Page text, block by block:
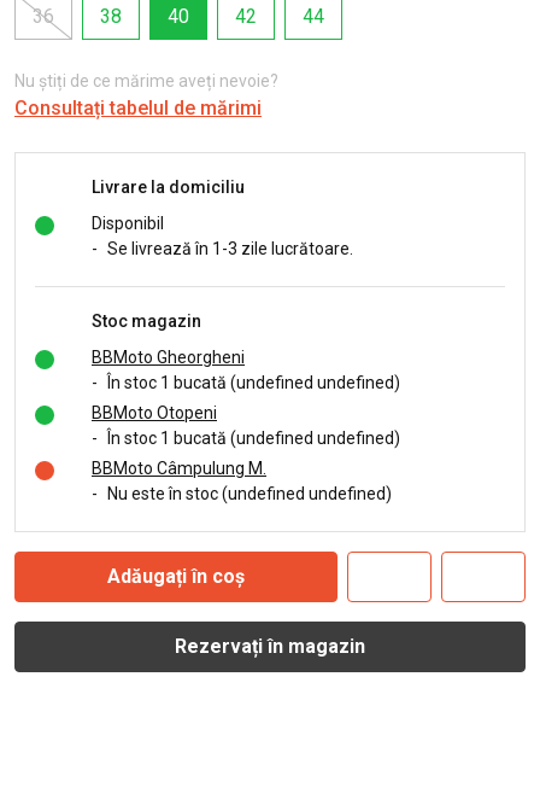
36
38 40 42 44
Nu știți de ce mărime aveți nevoie?
Consultați tabelul de mărimi
Livrare la domiciliu
Disponibil
- Se livrează în 1-3 zile lucrătoare.
Stoc magazin
BBMoto Gheorgheni
-
În stoc 1 bucată (undefined undefined)
BBMoto Otopeni
-
În stoc 1 bucată (undefined undefined)
BBMoto Câmpulung M.
-
Nu este în stoc (undefined undefined)
Adăugați în coș
Rezervați în magazin